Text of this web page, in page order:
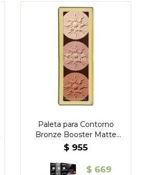
Paleta para Contorno
Bronze Booster Matte
Sculping - Physicians
$ 955
$ 669